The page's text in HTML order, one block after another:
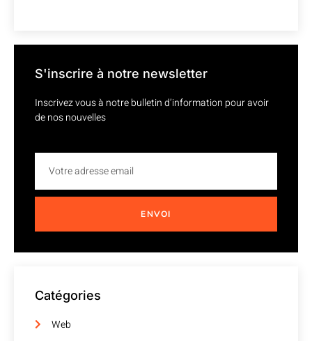
S'inscrire à notre newsletter
Inscrivez vous à notre bulletin d’information pour avoir
de nos nouvelles
ENVOI
Catégories
Web